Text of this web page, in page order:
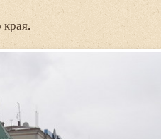
края.